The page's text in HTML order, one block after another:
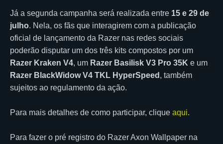
Já a segunda campanha será realizada entre 15 e 29 de
julho. Nela, os fãs que interagirem com a publicação
oficial de lançamento da Razer nas redes sociais
poderão disputar um dos três kits compostos por um
Razer Kraken V4, um Razer Basilisk V3 Pro 35K e um
Razer BlackWidow V4 TKL HyperSpeed , também
sujeitos ao regulamento da ação.
Para mais detalhes de como participar, clique aqui.
Para fazer o pré registro do Razer Axon Wallpaper na